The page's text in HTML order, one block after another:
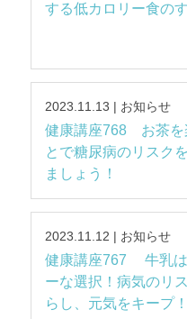
する低カロリー食のす
2023.11.13 | お知らせ
健康講座768 お茶を
とで糖尿病のリスク
ましょう！
2023.11.12 | お知らせ
健康講座767 牛乳
ーな選択！病気のリ
らし、元気をキープ！